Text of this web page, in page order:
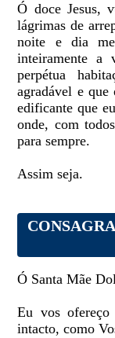
Ó doce Jesus,
lágrimas de
noite e dia
inteiramente a
perpétua
agradável e
edificante que
onde, com
para sempre.
Assim seja.
Ó Santa Mãe
Eu vos ofereço
intacto, como